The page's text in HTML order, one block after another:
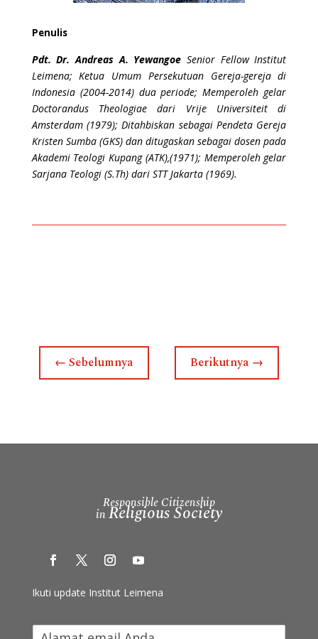
Penulis
Pdt. Dr. Andreas A. Yewangoe Senior Fellow Institut
Leimena; Ketua Umum Persekutuan Gereja-gereja di
Indonesia (2004-2014) dua periode; Memperoleh gelar
Doctorandus Theologiae dari Vrije Universiteit di
Amsterdam (1979); Ditahbiskan sebagai Pendeta Gereja
Kristen Sumba (GKS) dan ditugaskan sebagai dosen pada
Akademi Teologi Kupang (ATK),(1971); Memperoleh gelar
Sarjana Teologi (S.Th) dari STT Jakarta (1969).
← Sebelumnya Berikutnya →
Responsible Citizenship
in Religious Society
Ikuti update Institut Leimena